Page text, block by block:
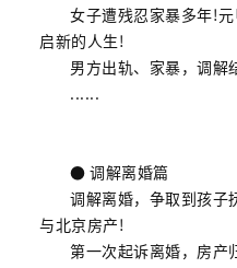
女子遭残忍家暴多年!
启新的人生!
男方出轨、家暴，调解
......
● 调解离婚篇
调解离婚，争取到孩子
与北京房产!
第一次起诉离婚，房产